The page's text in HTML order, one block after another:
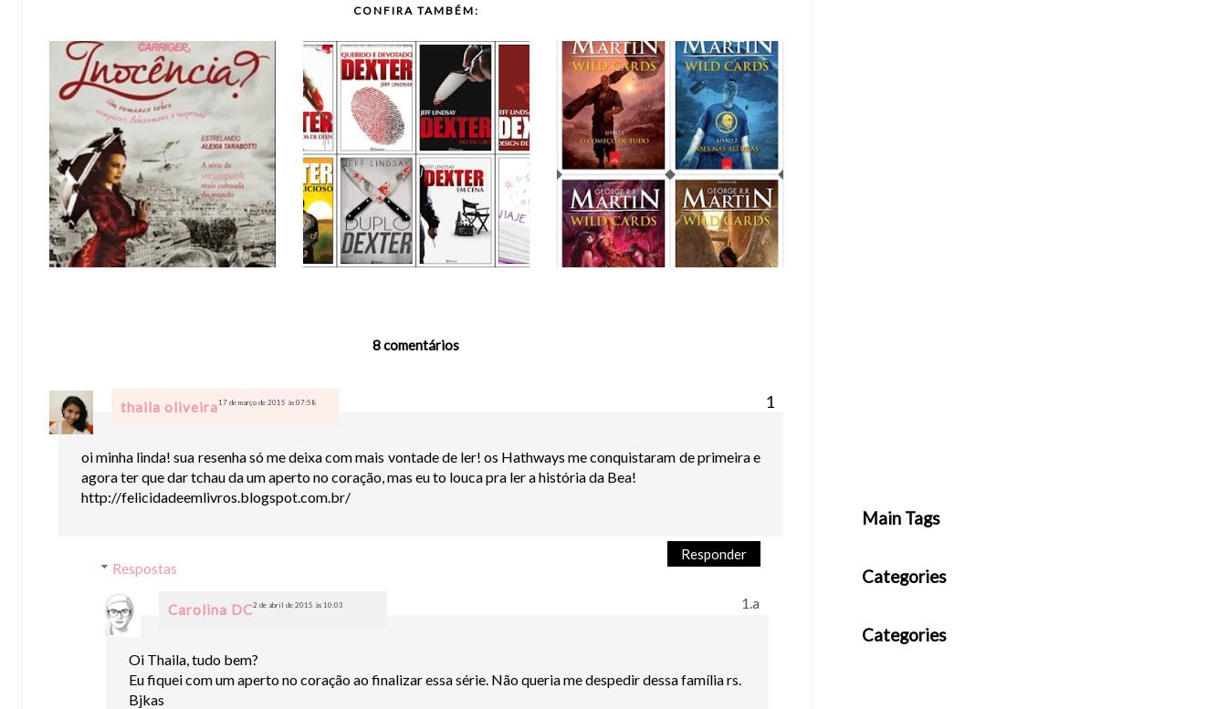
CONFIRA TAMBÉM:
8 comentários
thaila oliveira17 de março de 2015 às 07:58
oi minha linda! sua resenha só me deixa com mais vontade de ler! os Hathways me conquistaram de primeira e
agora ter que dar tchau da um aperto no coração, mas eu to louca pra ler a história da Bea!
http://felicidadeemlivros.blogspot.com.br/
Responder
Respostas
Carolina DC2 de abril de 2015 às 10:03
Oi Thaila, tudo bem?
Eu fiquei com um aperto no coração ao finalizar essa série. Não queria me despedir dessa família rs.
Bjkas
Main Tags
Categories
Categories